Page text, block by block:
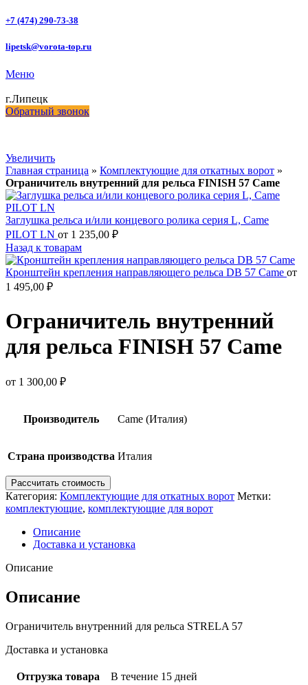
+7 (474) 290-73-38
lipetsk@vorota-top.ru
Меню
г.Липецк
Обратный звонок
Увеличить
Главная страница » Комплектующие для откатных ворот »
Ограничитель внутренний для рельса FINISH 57 Came
Заглушка рельса и/или концевого ролика серия L, Came
PILOT LN от 1 235,00 ₽
Назад к товарам
Кронштейн крепления направляющего рельса DB 57 Came от
1 495,00 ₽
Ограничитель внутренний
для рельса FINISH 57 Came
от 1 300,00 ₽
Производитель Came (Италия)
Страна производства Италия
Рассчитать стоимость
Категория: Комплектующие для откатных ворот Метки:
комплектующие, комплектующие для ворот
Описание
Доставка и установка
Описание
Описание
Ограничитель внутренний для рельса STRELA 57
Доставка и установка
Отгрузка товара
В течение 15 дней